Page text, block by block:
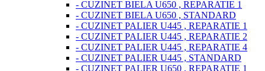
- CUZINET BIELA U650 , REPARATIE 1
- CUZINET BIELA U650 , STANDARD
- CUZINET PALIER U445 , REPARATIE 1
- CUZINET PALIER U445 , REPARATIE 2
- CUZINET PALIER U445 , REPARATIE 4
- CUZINET PALIER U445 , STANDARD
- CUZINET PALIER U650 , REPARATIE 1